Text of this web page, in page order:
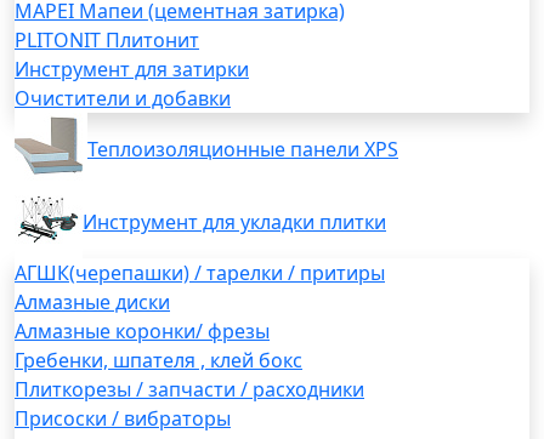
MAPEI Мапеи (цементная затирка)
PLITONIT Плитонит
Инструмент для затирки
Очистители и добавки
Теплоизоляционные панели XPS
Инструмент для укладки плитки
АГШК(черепашки) / тарелки / притиры
Алмазные диски
Алмазные коронки/ фрезы
Гребенки, шпателя , клей бокс
Плиткорезы / запчасти / расходники
Присоски / вибраторы